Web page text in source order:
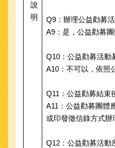
說
明
Q9：辦理公益勸募
A9：是，公益勸募
Q10：公益勸募活動
A10：不可以，依照
Q11：公益勸募結束
A11：公益勸募團體
或印發徵信錄方式辦
Q12：公益勸募活動